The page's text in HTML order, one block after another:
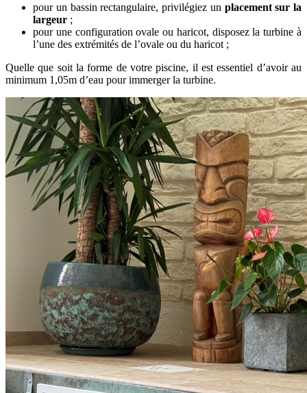
pour un bassin rectangulaire, privilégiez un placement sur la
largeur ;
pour une configuration ovale ou haricot, disposez la turbine à
l’une des extrémités de l’ovale ou du haricot ;
Quelle que soit la forme de votre piscine, il est essentiel d’avoir au
minimum 1,05m d’eau pour immerger la turbine.